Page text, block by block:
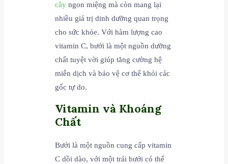
cây ngon miệng mà còn mang lại
nhiều giá trị dinh dưỡng quan trọng
cho sức khỏe. Với hàm lượng cao
vitamin C, bưởi là một nguồn dưỡng
chất tuyệt vời giúp tăng cường hệ
miễn dịch và bảo vệ cơ thể khỏi các
gốc tự do.
Vitamin và Khoáng
Chất
Bưởi là một nguồn cung cấp vitamin
C dồi dào, với một trái bưởi có thể